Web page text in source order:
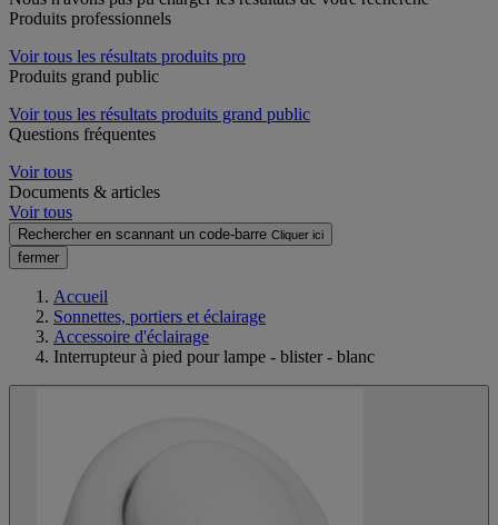
Produits professionnels
Voir tous les résultats produits pro
Produits grand public
Voir tous les résultats produits grand public
Questions fréquentes
Voir tous
Documents & articles
Voir tous
Rechercher en scannant un code-barre Cliquer ici
fermer
Accueil
Sonnettes, portiers et éclairage
Accessoire d'éclairage
Interrupteur à pied pour lampe - blister - blanc